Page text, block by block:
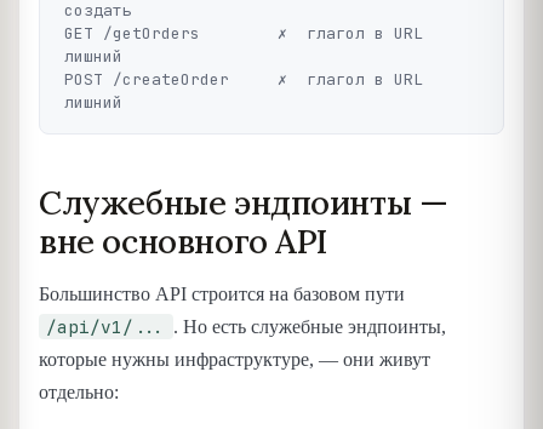
создать
GET /getOrders        ✗  глагол в URL
лишний
POST /createOrder     ✗  глагол в URL
Служебные эндпоинты —
вне основного API
Большинство API строится на базовом пути
/api/v1/...
. Но есть служебные эндпоинты,
которые нужны инфраструктуре, — они живут
отдельно: